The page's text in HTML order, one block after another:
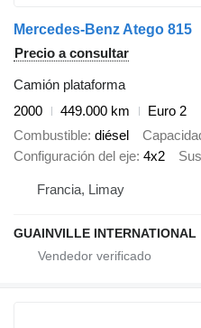
Mercedes-Benz Atego 815
Precio a consultar
Camión plataforma
2000
449.000 km
Euro 2
Combustible diésel
Configuración del eje 4x2
Francia, Limay
GUAINVILLE INTERNATIONAL